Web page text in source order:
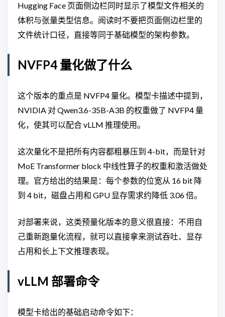
Hugging Face 页面侧边栏同时显示了模型文件相关的
体积与张量类型信息。阅读时不要把页面侧边栏里的
文件统计口径，直接等同于基础模型的架构参数。
NVFP4 量化做了什么
这个版本的重点是 NVFP4 量化。模型卡描述中提到，
NVIDIA 对 Qwen3.6-35B-A3B 的权重做了 NVFP4 量
化，使其可以配合 vLLM 推理使用。
这次量化不是把所有内容都粗暴压到 4-bit，而是针对
MoE Transformer block 中线性算子的权重和激活做处
理。官方给出的结果是：每个参数的位宽从 16 bit 降
到 4 bit，磁盘占用和 GPU 显存需求约降低 3.06 倍。
对部署来说，这类预量化版本的意义很直接：不用自
己重新跑量化流程，就可以直接拿来测试吞吐、显存
占用和长上下文推理表现。
vLLM 部署命令
模型卡给出的基础启动命令如下：